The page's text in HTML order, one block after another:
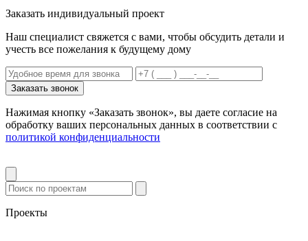
Заказать индивидуальный проект
Наш специалист свяжется с вами, чтобы обсудить детали и
учесть все пожелания к будущему дому
Заказать звонок
Нажимая кнопку «Заказать звонок», вы даете согласие на
обработку ваших персональных данных в соответствии с
политикой конфиденциальности
Проекты